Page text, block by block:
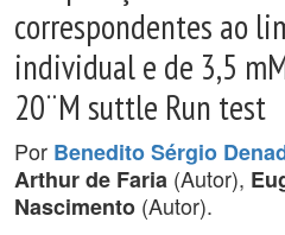
correspondentes ao
individual e de 3,5
20¨M suttle Run test
Por Benedito Sérgio
Arthur de Faria (Autor),
Nascimento (Autor).